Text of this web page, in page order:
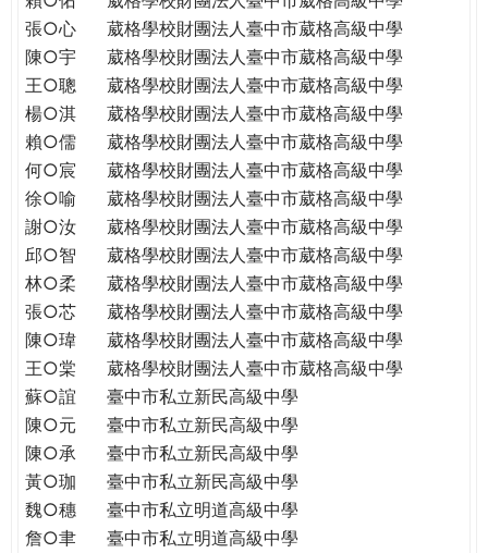
張○心
葳格學校財團法人臺中市葳格高級中學
陳○宇
葳格學校財團法人臺中市葳格高級中學
王○聰
葳格學校財團法人臺中市葳格高級中學
楊○淇
葳格學校財團法人臺中市葳格高級中學
賴○儒
葳格學校財團法人臺中市葳格高級中學
何○宸
葳格學校財團法人臺中市葳格高級中學
徐○喻
葳格學校財團法人臺中市葳格高級中學
謝○汝
葳格學校財團法人臺中市葳格高級中學
邱○智
葳格學校財團法人臺中市葳格高級中學
林○柔
葳格學校財團法人臺中市葳格高級中學
張○芯
葳格學校財團法人臺中市葳格高級中學
陳○瑋
葳格學校財團法人臺中市葳格高級中學
王○棠
葳格學校財團法人臺中市葳格高級中學
蘇○誼
臺中市私立新民高級中學
陳○元
臺中市私立新民高級中學
陳○承
臺中市私立新民高級中學
黃○珈
臺中市私立新民高級中學
魏○穗
臺中市私立明道高級中學
詹○聿
臺中市私立明道高級中學